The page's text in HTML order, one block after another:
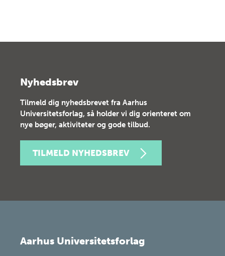
Nyhedsbrev
Tilmeld dig nyhedsbrevet fra Aarhus
Universitetsforlag, så holder vi dig orienteret om
nye bøger, aktiviteter og gode tilbud.
TILMELD NYHEDSBREV
Aarhus Universitetsforlag